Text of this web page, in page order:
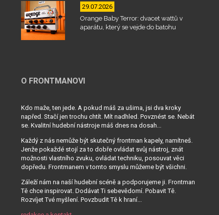
29.07.2026
Orange Baby Terror: dvacet wattů v
aparátu, který se vejde do batohu
O FRONTMANOVI
Kdo maže, ten jede. A pokud máš za ušima, jsi dva kroky
napřed. Stačí jen trochu chtít. Mít nadhled. Povznést se. Nebát
se. Kvalitní hudební nástroje máš dnes na dosah...
Každý z nás nemůže být skutečný frontman kapely, namítneš.
Jenže pokaždé stojí za to dobře ovládat svůj nástroj, znát
možnosti vlastního zvuku, ovládat techniku, posouvat věci
dopředu. Frontmanem v tomto smyslu můžeme být všichni.
Záleží nám na naší hudební scéně a podporujeme ji. Frontman
Tě chce inspirovat. Dodávat Ti sebevědomí. Pobavit Tě.
Rozvíjet Tvé myšlení. Povzbudit Tě k hraní...